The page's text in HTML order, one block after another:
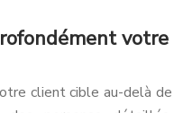
votre
client cible au-delà de